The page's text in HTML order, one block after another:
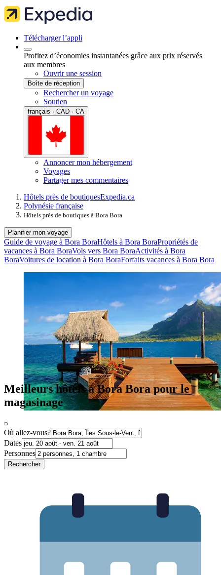
Télécharger l’appli
Profitez d’économies instantanées grâce aux prix réservés
aux membres
Ouvrir une session
Boîte de réception
Rechercher un voyage
Soutien
français · CAD · CA
Annoncer mon hébergement
Voyages
Partager mes commentaires
Hôtels près de boutiquesExpedia.ca
Polynésie française
Hôtels près de boutiques à Bora Bora
Planifier mon voyage
Guide de voyage à Bora BoraHôtels à Bora BoraPropriétés de
vacances à Bora BoraVols vers Bora BoraActivités à Bora
BoraVoitures de location à Bora BoraForfaits vacances à Bora Bora
Meilleurs hôtels à Bora Bora pour le
magasinage
Où allez-vous?
Dates
Personnes
Rechercher